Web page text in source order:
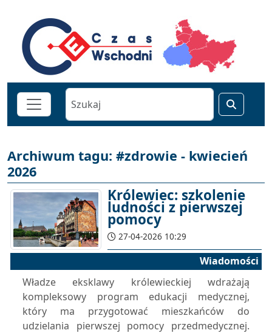
Archiwum tagu: #zdrowie - kwiecień
2026
Królewiec: szkolenie
ludności z pierwszej
pomocy
27-04-2026 10:29
Wiadomości
Władze eksklawy królewieckiej wdrażają
kompleksowy program edukacji medycznej,
który ma przygotować mieszkańców do
udzielania pierwszej pomocy przedmedycznej.